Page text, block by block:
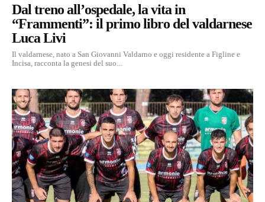
Dal treno all’ospedale, la vita in
“Frammenti”: il primo libro del valdarnese
Luca Livi
Il valdarnese, nato a San Giovanni Valdarno e oggi residente a Figline e
Incisa, racconta la genesi del suo...